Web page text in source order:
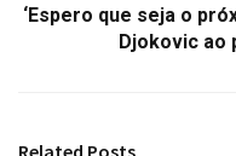
‘Espero que seja o
Djokovic ao
Related Posts